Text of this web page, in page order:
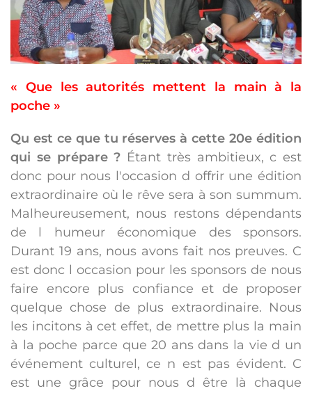
« Que les autorités mettent la main à la
poche »
Qu est ce que tu réserves à cette 20e édition
qui se prépare ? Étant très ambitieux, c est
donc pour nous l'occasion d offrir une édition
extraordinaire où le rêve sera à son summum.
Malheureusement, nous restons dépendants
de l humeur économique des sponsors.
Durant 19 ans, nous avons fait nos preuves. C
est donc l occasion pour les sponsors de nous
faire encore plus confiance et de proposer
quelque chose de plus extraordinaire. Nous
les incitons à cet effet, de mettre plus la main
à la poche parce que 20 ans dans la vie d un
événement culturel, ce n est pas évident. C
est une grâce pour nous d être là chaque